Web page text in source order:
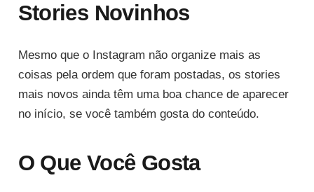
Stories Novinhos
Mesmo que o Instagram não organize mais as
coisas pela ordem que foram postadas, os stories
mais novos ainda têm uma boa chance de aparecer
no início, se você também gosta do conteúdo.
O Que Você Gosta